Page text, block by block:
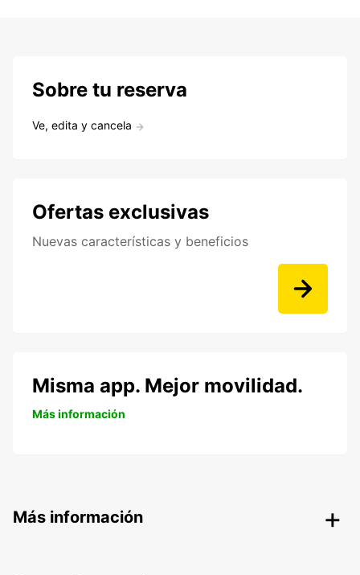
Sobre tu reserva
Ve, edita y cancela
Ofertas exclusivas
Nuevas características y beneficios
Misma app. Mejor movilidad.
Más información
Más información